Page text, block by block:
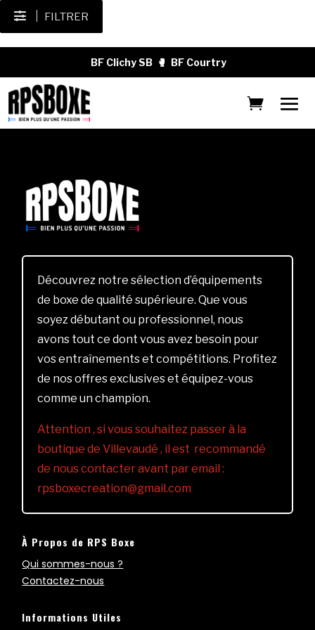
FILTRER
BF Clichy SB 🥊 BF Courtry
Découvrez notre sélection d’équipements
de boxe de qualité supérieure. Que vous
soyez débutant ou professionnel, nous
avons tout ce dont vous avez besoin pour
vos entraînements et compétitions. Profitez
de nos offres exclusives et équipez-vous
comme un champion.
Attention , si vous souhaitez passer à la
boutique de Villevaudé , il est recommandé
de nous contacter avant par email :
rpsboxecreation@gmail.com
À Propos de RPS Boxe
Qui sommes-nous ?
Contactez-nous
Informations Utiles